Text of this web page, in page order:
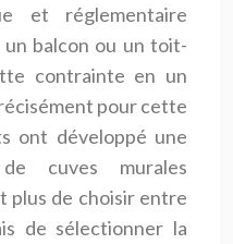
et réglementaire
balcon ou un toit-
contrainte en un
pour cette
ont développé une
cuves murales
plus de choisir entre
de sélectionner la